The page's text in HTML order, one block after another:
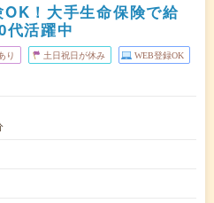
OK！大手生命保険で給
代活躍中
り 土日祝日が休み WEB登録OK